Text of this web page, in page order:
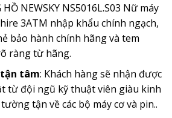
NEWSKY NS5016L.S03 Nữ máy
3ATM nhập khẩu chính ngạch,
bảo hành chính hãng và tem
ràng từ hãng.
tận tâm: Khách hàng sẽ nhận được
từ đội ngũ kỹ thuật viên giàu kinh
tận về các bộ máy cơ và pin..